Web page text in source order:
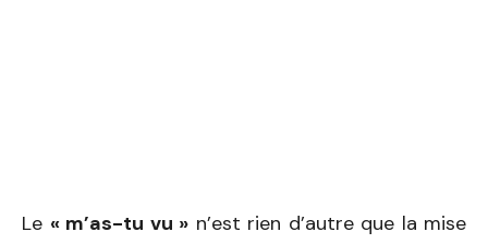
Le « m’as-tu vu » n’est rien d’autre que la mise